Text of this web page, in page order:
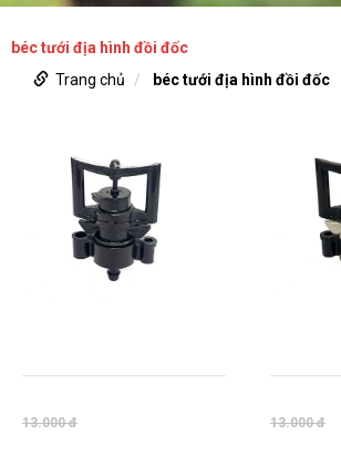
béc tưới địa hình đồi đốc
Trang chủ
béc tưới địa hình đồi đốc
13.000 đ 13.000 đ